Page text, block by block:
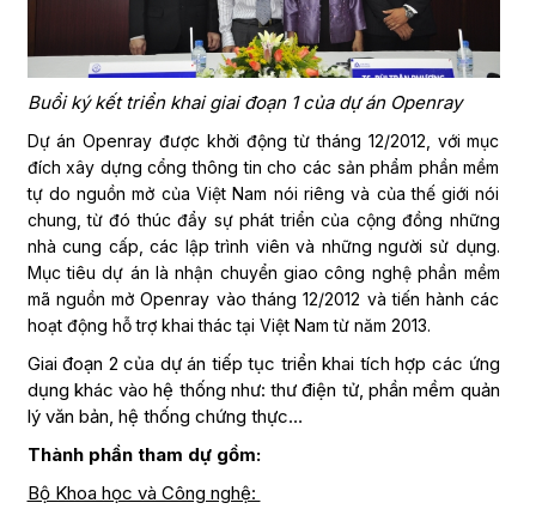
Buổi ký kết triển khai giai đoạn 1 của dự án Openray
Dự án Openray được khởi động từ tháng 12/2012, với mục
đích xây dựng cổng thông tin cho các sản phẩm phần mềm
tự do nguồn mở của Việt Nam nói riêng và của thế giới nói
chung, từ đó thúc đẩy sự phát triển của cộng đồng những
nhà cung cấp, các lập trình viên và những người sử dụng.
Mục tiêu dự án là nhận chuyển giao công nghệ phần mềm
mã nguồn mở Openray vào tháng 12/2012 và tiến hành các
hoạt động hỗ trợ khai thác tại Việt Nam từ năm 2013.
Giai đoạn 2 của dự án tiếp tục triển khai tích hợp các ứng
dụng khác vào hệ thống như: thư điện tử, phần mềm quản
lý văn bản, hệ thống chứng thực…
Thành phần tham dự gồm:
Bộ Khoa học và Công nghệ: